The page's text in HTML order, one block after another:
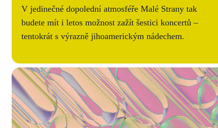
V jedinečné dopolední atmosféře Malé Strany tak
budete mít i letos možnost zažít šestici koncertů –
tentokrát s výrazně jihoamerickým nádechem.